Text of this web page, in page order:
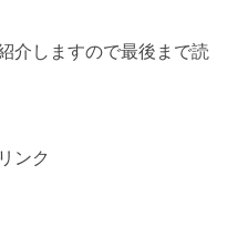
介しますので最後まで読
ンク